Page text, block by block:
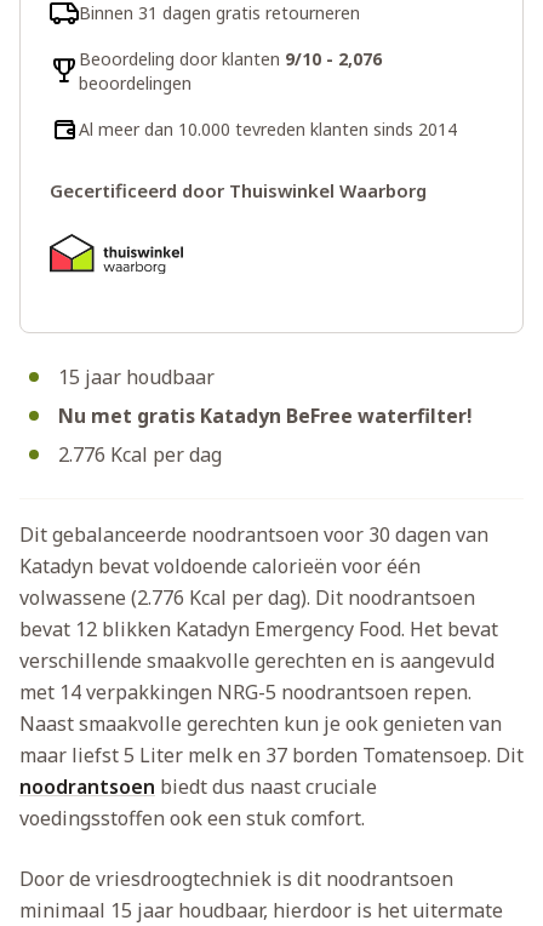
15 jaar houdbaar
Nu met gratis Katadyn BeFree waterfilter!
2.776 Kcal per dag
Binnen 31 dagen gratis retourneren
Beoordeling door klanten 9/10 - 2,076
beoordelingen
Al meer dan 10.000 tevreden klanten sinds 2014
Gecertificeerd door Thuiswinkel Waarborg
Dit gebalanceerde noodrantsoen voor 30 dagen van
Katadyn bevat voldoende calorieën voor één
volwassene (2.776 Kcal per dag). Dit noodrantsoen
bevat 12 blikken Katadyn Emergency Food. Het bevat
verschillende smaakvolle gerechten en is aangevuld
met 14 verpakkingen NRG-5 noodrantsoen repen.
Naast smaakvolle gerechten kun je ook genieten van
maar liefst 5 Liter melk en 37 borden Tomatensoep. Dit
noodrantsoen biedt dus naast cruciale
voedingsstoffen ook een stuk comfort.
Door de vriesdroogtechniek is dit noodrantsoen
minimaal 15 jaar houdbaar, hierdoor is het uitermate